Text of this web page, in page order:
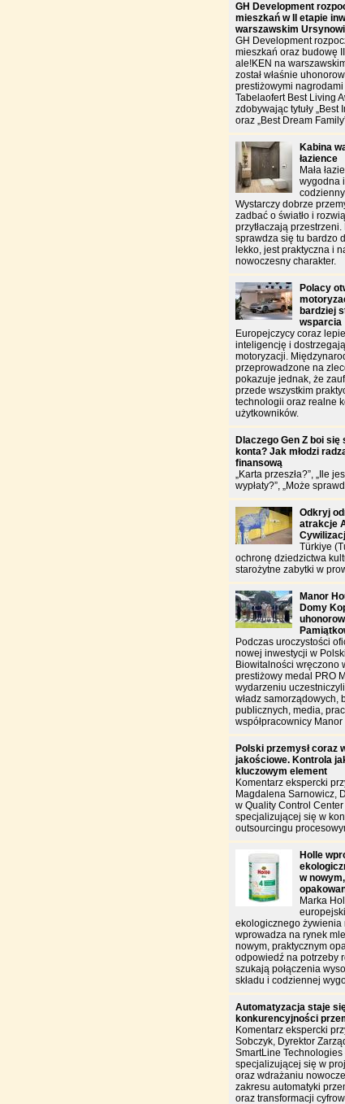
GH Development
mieszkań w II etapie
warszawskim
GH Development
mieszkań oraz budowę
ale!KEN na
został właśnie
prestiżowymi
Tabelaofert Best Living
zdobywając tytuły „Best
oraz „Best Dream
Kabina
łazience
Mała
wygodna
Wystarczy dobrze
zadbać o światło i
przytłaczają
sprawdza się tu bardzo
lekko, jest praktyczna i
nowoczesny charakter.
Polacy
bardziej
wsparcia
Europejczycy coraz
inteligencję i
motoryzacji.
przeprowadzone na
pokazuje jednak, że
przede wszystkim
technologii oraz realne
użytkowników.
Dlaczego Gen Z boi
konta? Jak młodzi
finansową
„Karta przeszła?”, „Ile
wypłaty?”, „Może
Odkryj
atrakcje
Türkiye
ochronę dziedzictwa
starożytne zabytki w
Manor
Domy
Podczas uroczystości
nowej inwestycji w
Biowitalności wręczono
prestiżowy medal PRO
wydarzeniu
władz samorządowych,
publicznych, media,
współpracownicy
Polski przemysł coraz
jakościowe. Kontrola
kluczowym element
Komentarz ekspercki
Magdalena Sarnowicz,
w Quality Control Center
specjalizującej się w
outsourcingu
Holle
w
Marka
ekologicznego żywienia
wprowadza na rynek
nowym, praktycznym
odpowiedź na potrzeby
szukają połączenia
składu i codziennej
Automatyzacja staje
konkurencyjności
Komentarz ekspercki
Sobczyk, Dyrektor
SmartLine Technologies
specjalizującej się w
oraz wdrażaniu
zakresu automatyki
oraz transformacji